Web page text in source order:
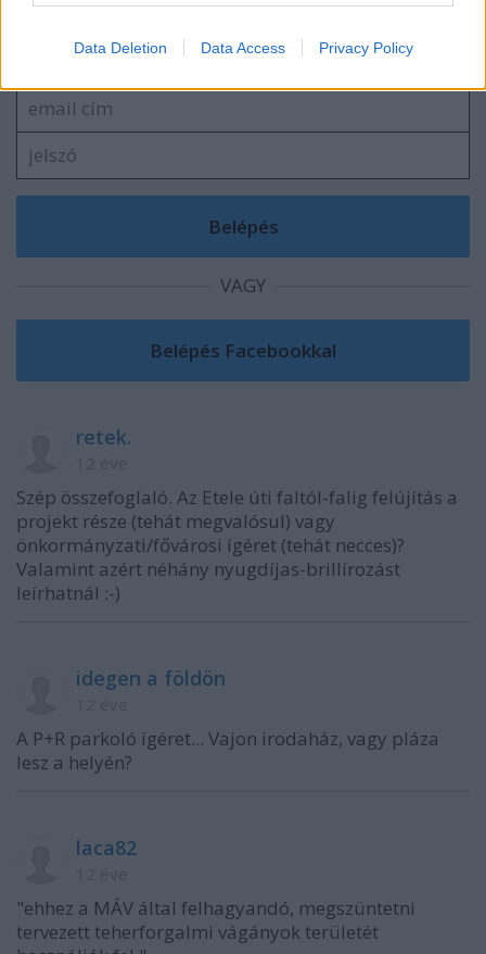
Data Deletion Data Access Privacy Policy
A hozzászóláshoz be kell lépned!
VAGY
retek.
Szép összefoglaló. Az Etele úti faltól-falig felújítás a
projekt része (tehát megvalósul) vagy
önkormányzati/fővárosi ígéret (tehát necces)?
Valamint azért néhány nyugdíjas-brillírozást
leírhatnál :-)
idegen a földön
A P+R parkoló ígéret... Vajon irodaház, vagy pláza
lesz a helyén?
laca82
"ehhez a MÁV által felhagyandó, megszüntetni
tervezett teherforgalmi vágányok területét